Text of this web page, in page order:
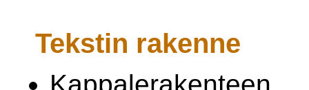
Tekstin rakenne